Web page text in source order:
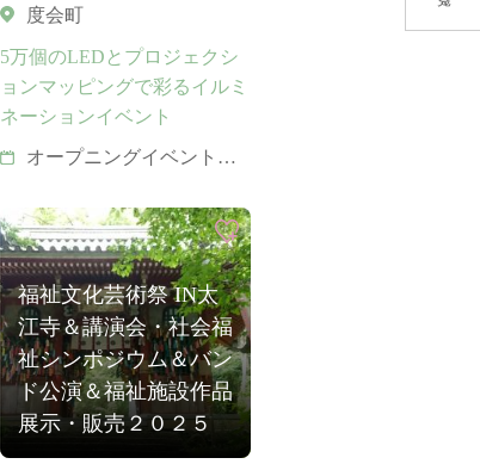
度会町
5万個のLEDとプロジェクシ
ョンマッピングで彩るイルミ
ネーションイベント
オープニングイベント
～
イルミネーション点灯期
間 2025年11月15日(土)、
16日(日) 18：00～20：00
福祉文化芸術祭 IN太
江寺＆講演会・社会福
祉シンポジウム＆バン
ド公演＆福祉施設作品
展示・販売２０２５